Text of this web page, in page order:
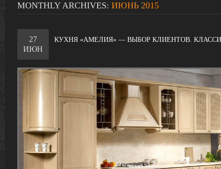
MONTHLY ARCHIVES: ИЮНЬ 2015
КУХНЯ «АМЕЛИЯ» — ВЫБОР КЛИЕНТОВ.
27
ИЮН